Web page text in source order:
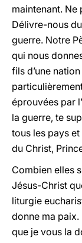
maintenant. Ne
Délivre-nous
guerre. Notre
qui nous
fils d’une
éprouvées par
la guerre, te
tous les pays
du Christ,
Combien elles
Jésus-Christ
liturgie
donne ma paix.
que je vous la